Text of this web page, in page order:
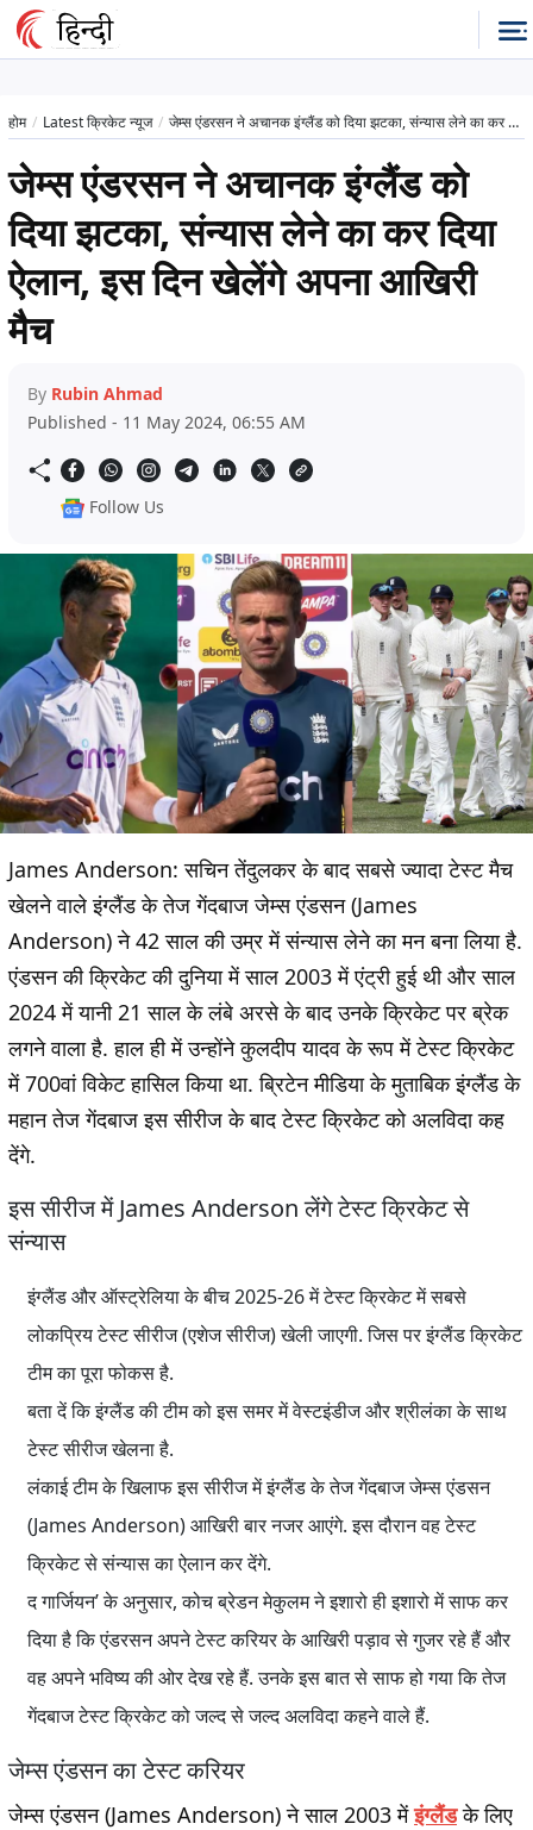
होम Latest क्रिकेट न्यूज जेम्स एंडरसन ने अचानक इंग्लैंड को दिया झटका, संन्यास लेने का कर दिया ऐलान, इस दिन खेलेंगे अपना आखिरी मैच
जेम्स एंडरसन ने अचानक इंग्लैंड को
दिया झटका, संन्यास लेने का कर दिया
ऐलान, इस दिन खेलेंगे अपना आखिरी
मैच
By Rubin Ahmad
Published - 11 May 2024, 06:55 AM
Follow Us
James Anderson: सचिन तेंदुलकर के बाद सबसे ज्यादा टेस्ट मैच
खेलने वाले इंग्लैंड के तेज गेंदबाज जेम्स एंडसन (James
Anderson) ने 42 साल की उम्र में संन्यास लेने का मन बना लिया है.
एंडसन की क्रिकेट की दुनिया में साल 2003 में एंट्री हुई थी और साल
2024 में यानी 21 साल के लंबे अरसे के बाद उनके क्रिकेट पर ब्रेक
लगने वाला है. हाल ही में उन्होंने कुलदीप यादव के रूप में टेस्ट क्रिकेट
में 700वां विकेट हासिल किया था. ब्रिटेन मीडिया के मुताबिक इंग्लैंड के
महान तेज गेंदबाज इस सीरीज के बाद टेस्ट क्रिकेट को अलविदा कह
देंगे.
इस सीरीज में James Anderson लेंगे टेस्ट क्रिकेट से
संन्यास
इंग्लैंड और ऑस्ट्रेलिया के बीच 2025-26 में टेस्ट क्रिकेट में सबसे
लोकप्रिय टेस्ट सीरीज (एशेज सीरीज) खेली जाएगी. जिस पर इंग्लैंड क्रिकेट
टीम का पूरा फोकस है.
बता दें कि इंग्लैंड की टीम को इस समर में वेस्टइंडीज और श्रीलंका के साथ
टेस्ट सीरीज खेलना है.
लंकाई टीम के खिलाफ इस सीरीज में इंग्लैंड के तेज गेंदबाज जेम्स एंडसन
(James Anderson) आखिरी बार नजर आएंगे. इस दौरान वह टेस्ट
क्रिकेट से संन्यास का ऐलान कर देंगे.
द गार्जियन’ के अनुसार, कोच ब्रेडन मेकुलम ने इशारो ही इशारो में साफ कर
दिया है कि एंडरसन अपने टेस्ट करियर के आखिरी पड़ाव से गुजर रहे हैं और
वह अपने भविष्य की ओर देख रहे हैं. उनके इस बात से साफ हो गया कि तेज
गेंदबाज टेस्ट क्रिकेट को जल्द से जल्द अलविदा कहने वाले हैं.
जेम्स एंडसन का टेस्ट करियर
जेम्स एंडसन (James Anderson) ने साल 2003 मेंइंग्लैंडके लिए